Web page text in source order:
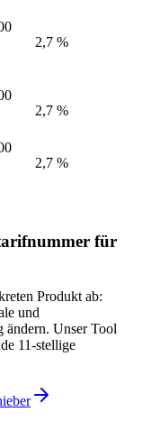
2,7 %
2,7 %
2,7 %
für
Produkt ab:
und
ändern. Unser Tool
11-stellige